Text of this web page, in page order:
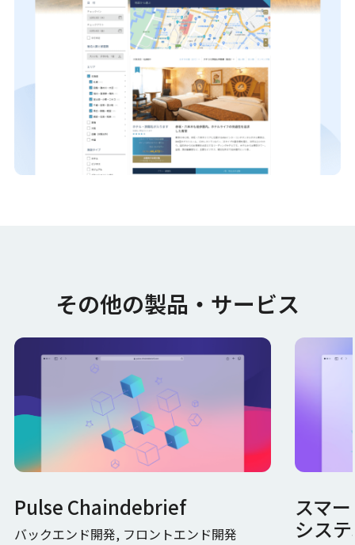
その他の製品・サービス
Pulse Chaindebrief
バックエンド開発, フロントエンド開発
スマ
シス